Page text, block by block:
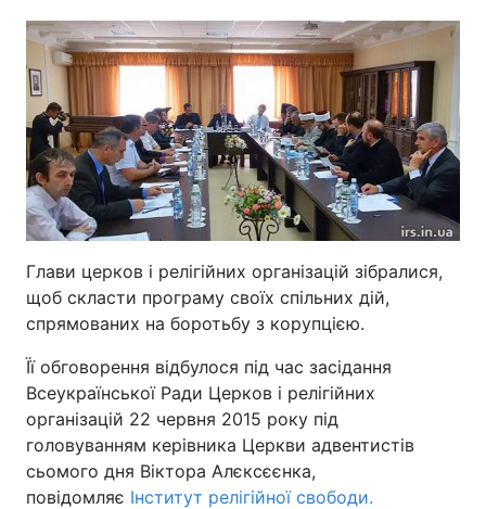
Головна Війна
Україна Політика
Економіка Світ
Екологія
РЕГІОНИ
Київ Львів
Дніпро Харків
Глави церков і релігійних організацій зібралися,
щоб скласти програму своїх спільних дій,
спрямованих на боротьбу з корупцією.
Її обговорення відбулося під час засідання
Всеукраїнської Ради Церков і релігійних
організацій 22 червня 2015 року під
головуванням керівника Церкви адвентистів
сьомого дня Віктора Алєксєєнка,
повідомляє Інститут релігійної свободи.